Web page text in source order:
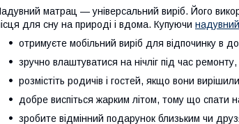
матрац — універсальний виріб. Його
для сну на природі і вдома. Купуючи
отримуєте мобільний виріб для відпочинку в
зручно влаштуватися на нічліг під час
розмістіть родичів і гостей, якщо вони
добре виспіться жарким літом, тому що спати
зробите відмінний подарунок близьким чи